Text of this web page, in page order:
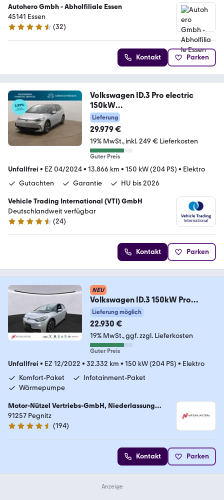
Autohero Gmbh - Abholfiliale Essen
45141 Essen
4.7 Sterne
(32)
Kontakt Parken
Volkswagen ID.3 Pro electric
150kW
PANP*RFK*NAV*LED*ACC*SHZ
Lieferung
29.979 €
19% MwSt. inkl. 249 € Lieferkosten
Guter Preis
Unfallfrei • EZ 04/2024• 13.866 km • 150 kW (204 PS) • Elektro
Gutachten
Garantie HU bis 2026
Vehicle Trading International (VTI) GmbH
Deutschlandweit verfügbar
4.4 Sterne
(24)
Kontakt Parken
NEU
Volkswagen ID.3 150kW Pro
Perfomance
LED+NAVI+APP+ACC+SHZ
Lieferung möglich
22.930 €
19% MwSt. ggf. zzgl. Lieferkosten
Guter Preis
Unfallfrei • EZ 12/2022 • 32.332 km • 150 kW (204 PS) • Elektro
Komfort-Paket
Infotainment-Paket
Wärmepumpe
Motor-Nützel Vertriebs-GmbH, Niederlassung
Pegnitz
91257 Pegnitz
4.7 Sterne
(194)
Kontakt Parken